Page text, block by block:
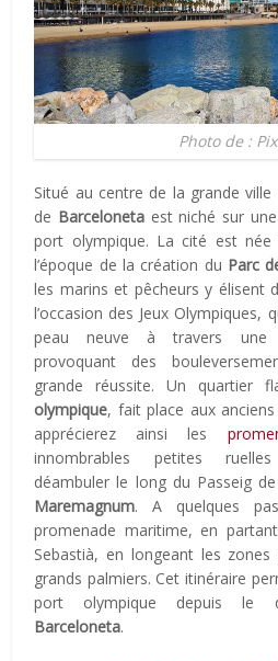
Photo de :
Situé au centre de la grande
de Barcelonetaest niché sur une
port olympique. La cité est
l’époque de la création du Parc
les marins et pêcheurs y élisent
l’occasion des Jeux
peau neuve à travers une
provoquant des
grande réussite. Un quartier
olympique, fait place aux
apprécierez ainsi les
innombrables petites
déambuler le long du Passeig
Maremagnum. A quelques
promenade maritime, en
Sebastià, en longeant les
grands palmiers. Cet itinéraire
port olympique depuis le
Barceloneta.